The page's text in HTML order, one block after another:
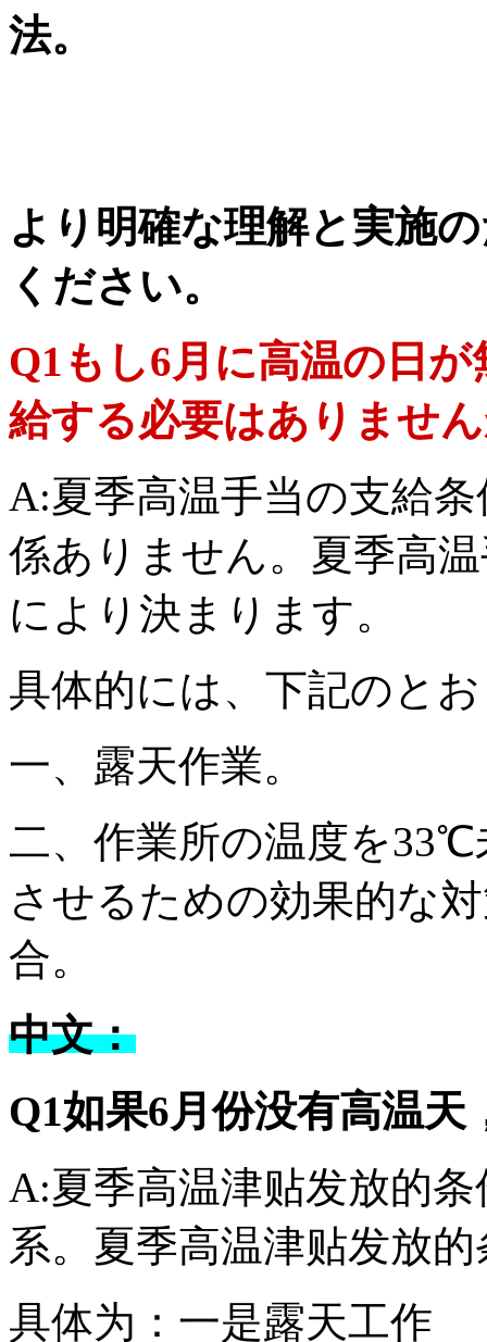
法。
より明確な理解と実施
ください。
Q1もし6月に高温の日
給する必要はありませ
A:夏季高温手当の支給
係ありません。夏季高
により決まります。
具体的には、下記のと
一、露天作業。
二、作業所の温度を
させるための効果的な
合。
中文：
Q1如果6月份没有高温
A:夏季高温津贴发放的
系。夏季高温津贴发放
具体为：一是露天工作